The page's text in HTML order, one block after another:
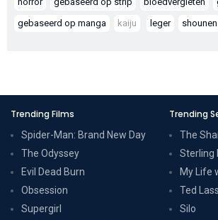
gebaseerd op manga
kaiju leger shounen
Trending Films
Spider-Man: Brand New Day
The Odyssey
Evil Dead Burn
Obsession
Supergirl
Trending
The
Sterling
My Life
Ted
Silo